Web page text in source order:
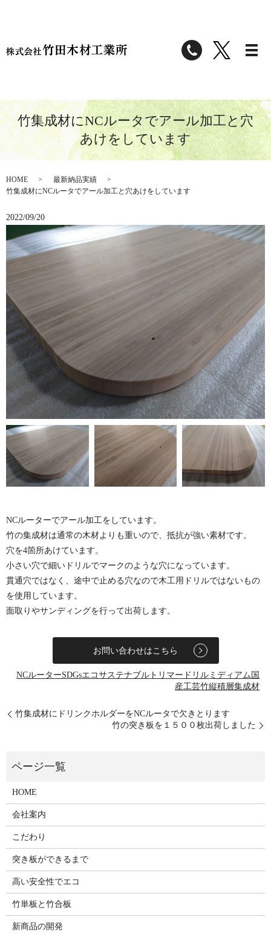
竹集成材にNCルータでアール加工と穴
あけをしています
HOME
最新納品実績
竹集成材にNCルータでアール加工と穴あけをしています
2022/09/20
NCルーターでアール加工をしています。
竹の集成材は通常の木材よりも重いので、抵抗が強い素材です。
穴を4箇所あけています。
小さい穴で細いドリルでマークのような穴になっています。
貫通穴ではなく、途中で止める穴なので木工用ドリルではないもの
を使用しています。
面取りやサンディングを行って出荷します。
お問い合わせはこちら
NCルーターSDGsエコサステナブル トリマー ドリル ミディアム 国
産工芸竹縦積層集成材
竹集成材にドリンクホルダーをNCルータで欠きとります
竹の突き板を１５００枚出荷しました
HOME
会社案内
こだわり
突き板ができるまで
高い安全性でエコ
竹単板と竹合板
新商品の開発